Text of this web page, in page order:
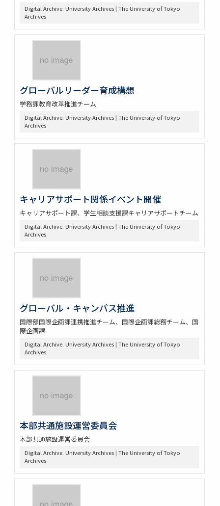
Digital Archive. University Archives | The University of Tokyo
Archives
グローバルリーダー育成構想
学務課教育改革推進チーム
Digital Archive. University Archives | The University of Tokyo
Archives
キャリアサポート関係イベント開催
キャリアサポート課、学生相談支援課キャリアサポートチーム
Digital Archive. University Archives | The University of Tokyo
Archives
グローバル・キャンパス推進
国際部国際企画課連携推進チーム、国際企画課総務チーム、国
際企画課
Digital Archive. University Archives | The University of Tokyo
Archives
本部共通施設運営委員会
本部共通施設運営委員会
Digital Archive. University Archives | The University of Tokyo
Archives